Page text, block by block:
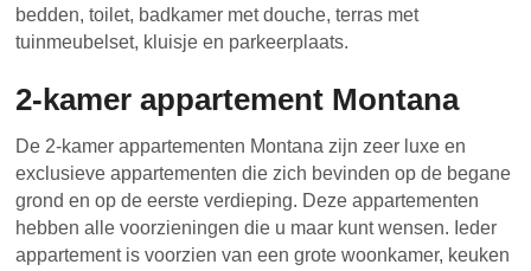
bedden, toilet, badkamer met douche, terras met
tuinmeubelset, kluisje en parkeerplaats.
2-kamer appartement Montana
De 2-kamer appartementen Montana zijn zeer luxe en
exclusieve appartementen die zich bevinden op de begane
grond en op de eerste verdieping. Deze appartementen
hebben alle voorzieningen die u maar kunt wensen. Ieder
appartement is voorzien van een grote woonkamer, keuken